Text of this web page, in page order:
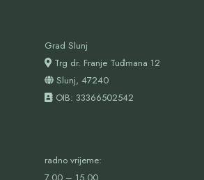
Grad Slunj
Trg dr. Franje Tuđmana 12
Slunj, 47240
OIB: 33366502542
radno vrijeme: